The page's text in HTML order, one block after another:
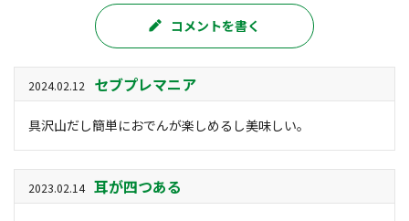
コメントを書く
2024.02.12 セブプレマニア
具沢山だし簡単におでんが楽しめるし美味しい。
2023.02.14 耳が四つある